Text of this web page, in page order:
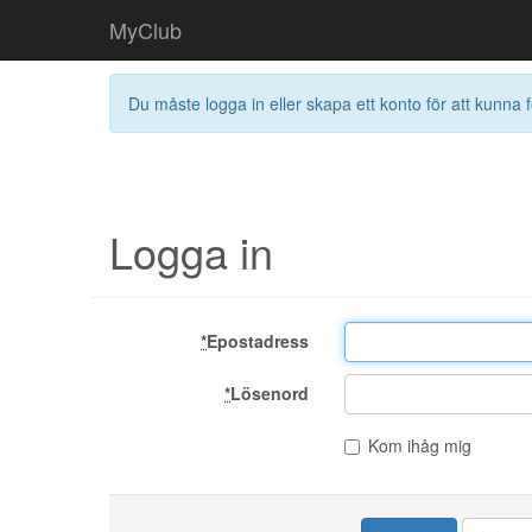
MyClub
Du måste logga in eller skapa ett konto för att kunna
Logga in
*Epostadress
*Lösenord
Kom ihåg mig